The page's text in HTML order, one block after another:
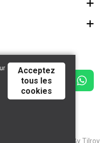
Reserved | Powered ByTilroy
Acceptez
tous les
cookies